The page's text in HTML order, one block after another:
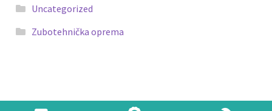
Uncategorized
Zubotehnička oprema